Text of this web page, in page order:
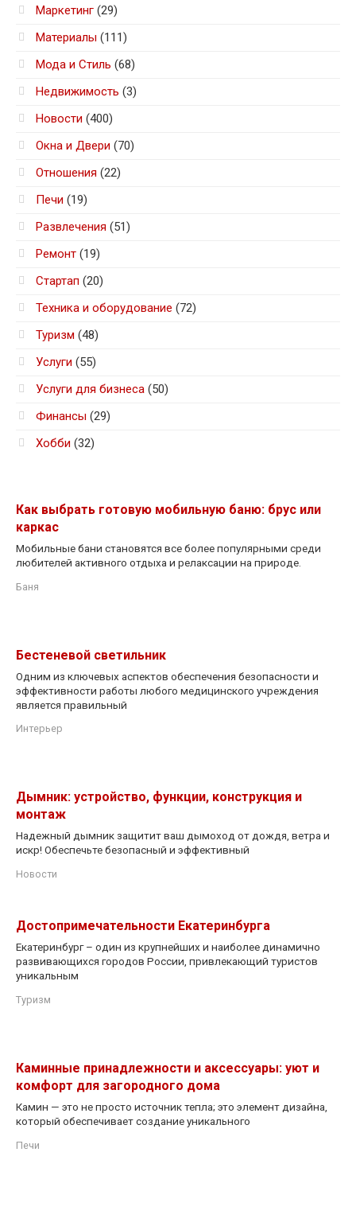
Маркетинг (29)
Материалы (111)
Мода и Стиль (68)
Недвижимость (3)
Новости (400)
Окна и Двери (70)
Отношения (22)
Печи (19)
Развлечения (51)
Ремонт (19)
Стартап (20)
Техника и оборудование (72)
Туризм (48)
Услуги (55)
Услуги для бизнеса (50)
Финансы (29)
Хобби (32)
Как выбрать готовую мобильную баню: брус или
каркас
Мобильные бани становятся все более популярными среди
любителей активного отдыха и релаксации на природе.
Баня
Бестеневой светильник
Одним из ключевых аспектов обеспечения безопасности и
эффективности работы любого медицинского учреждения
является правильный
Интерьер
Дымник: устройство, функции, конструкция и
монтаж
Надежный дымник защитит ваш дымоход от дождя, ветра и
искр! Обеспечьте безопасный и эффективный
Новости
Достопримечательности Екатеринбурга
Екатеринбург – один из крупнейших и наиболее динамично
развивающихся городов России, привлекающий туристов
уникальным
Туризм
Каминные принадлежности и аксессуары: уют и
комфорт для загородного дома
Камин — это не просто источник тепла; это элемент дизайна,
который обеспечивает создание уникального
Печи